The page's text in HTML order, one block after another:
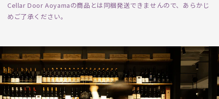
Cellar Door Aoyamaの商品とは同梱発送できませんので、あらかじ
めご了承ください。